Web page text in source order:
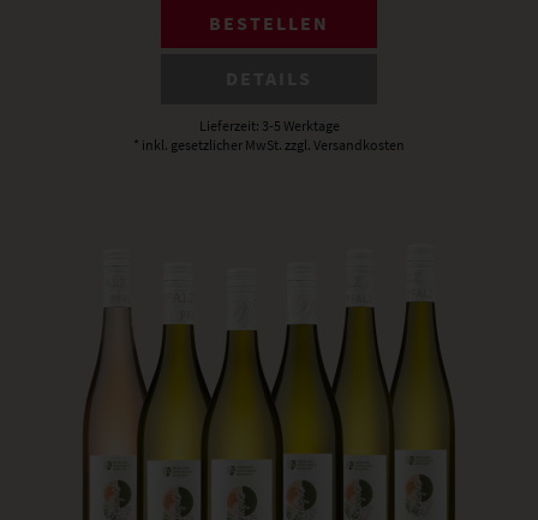
BESTELLEN
Lieferzeit: 3-5 Werktage
* inkl. gesetzlicher MwSt.zzgl. Versandkosten